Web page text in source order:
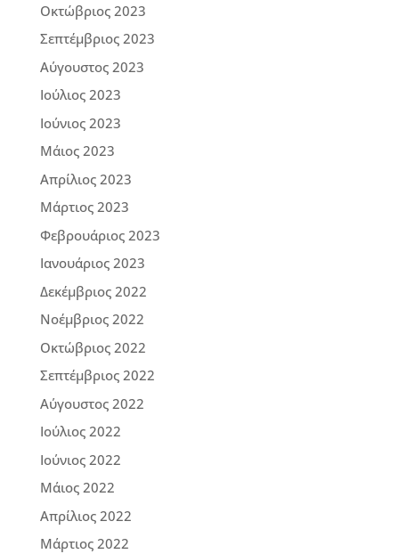
Οκτώβριος 2023
Σεπτέμβριος 2023
Αύγουστος 2023
Ιούλιος 2023
Ιούνιος 2023
Μάιος 2023
Απρίλιος 2023
Μάρτιος 2023
Φεβρουάριος 2023
Ιανουάριος 2023
Δεκέμβριος 2022
Νοέμβριος 2022
Οκτώβριος 2022
Σεπτέμβριος 2022
Αύγουστος 2022
Ιούλιος 2022
Ιούνιος 2022
Μάιος 2022
Απρίλιος 2022
Μάρτιος 2022